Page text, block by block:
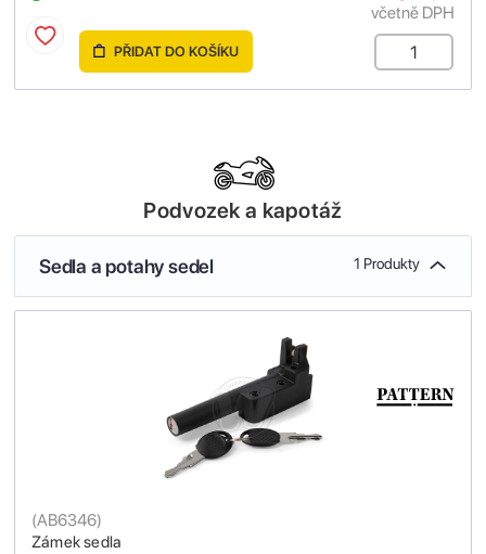
včetně DPH
PŘIDAT DO KOŠÍKU
Podvozek a kapotáž
Sedla a potahy sedel 1 Produkty
Zámek sedla
(AB6346)